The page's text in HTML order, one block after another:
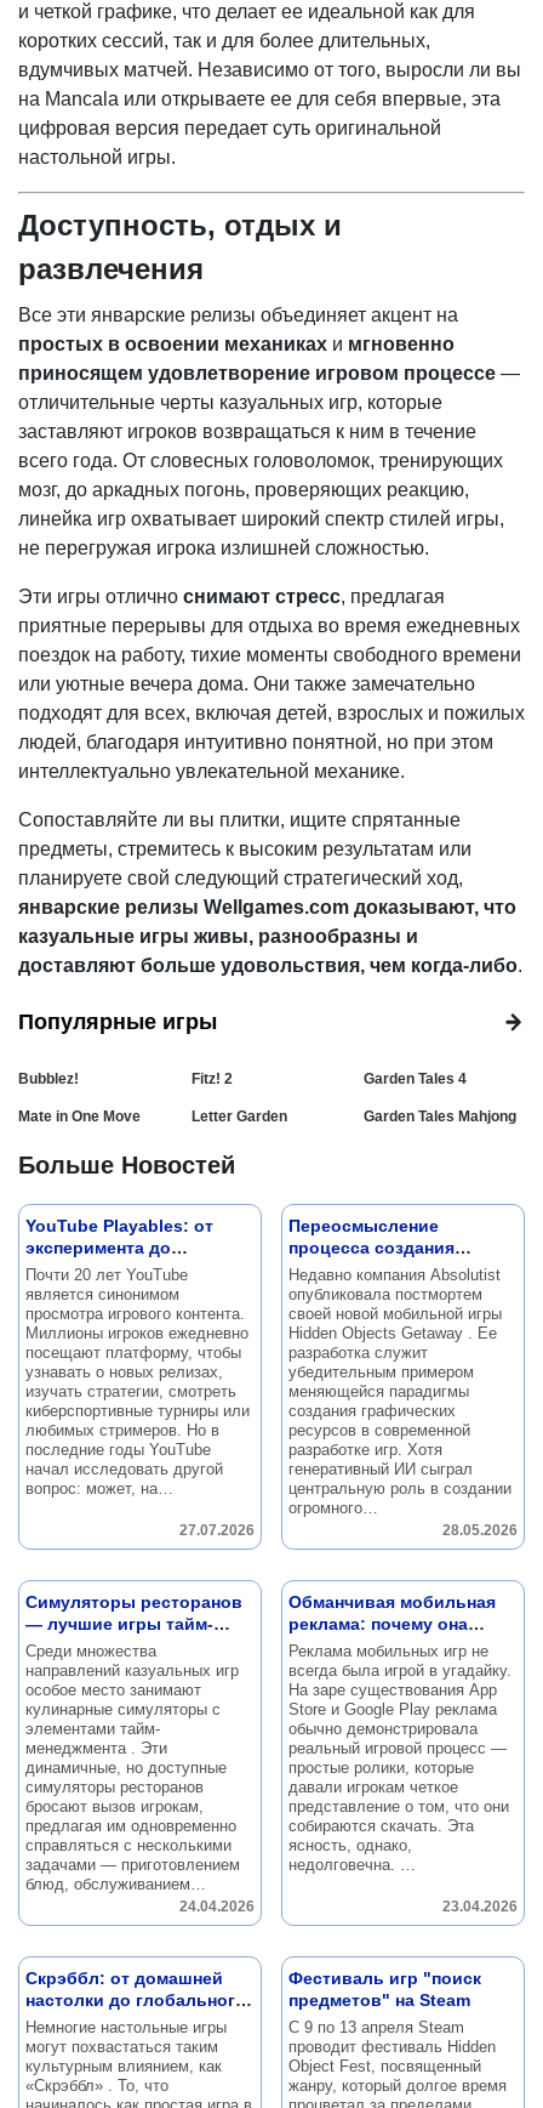
и четкой графике, что делает ее идеальной как для
коротких сессий, так и для более длительных,
вдумчивых матчей. Независимо от того, выросли ли вы
на Mancala или открываете ее для себя впервые, эта
цифровая версия передает суть оригинальной
настольной игры.
Доступность, отдых и
развлечения
Все эти январские релизы объединяет акцент на
простых в освоении механиках и мгновенно
приносящем удовлетворение игровом процессе —
отличительные черты казуальных игр, которые
заставляют игроков возвращаться к ним в течение
всего года. От словесных головоломок, тренирующих
мозг, до аркадных погонь, проверяющих реакцию,
линейка игр охватывает широкий спектр стилей игры,
не перегружая игрока излишней сложностью.
Эти игры отлично снимают стресс, предлагая
приятные перерывы для отдыха во время ежедневных
поездок на работу, тихие моменты свободного времени
или уютные вечера дома. Они также замечательно
подходят для всех, включая детей, взрослых и пожилых
людей, благодаря интуитивно понятной, но при этом
интеллектуально увлекательной механике.
Сопоставляйте ли вы плитки, ищите спрятанные
предметы, стремитесь к высоким результатам или
планируете свой следующий стратегический ход,
январские релизы Wellgames.com доказывают, что
казуальные игры живы, разнообразны и
доставляют больше удовольствия, чем когда-либо.
Популярные игры
Bubblez! Fitz! 2 Garden Tales 4
Mate in One Move Letter Garden Garden Tales Mahjong
Больше Новостей
YouTube Playables: от
эксперимента до
официальной функции
Почти 20 лет YouTube
является синонимом
просмотра игрового контента.
Миллионы игроков ежедневно
посещают платформу, чтобы
узнавать о новых релизах,
изучать стратегии, смотреть
киберспортивные турниры или
любимых стримеров. Но в
последние годы YouTube
начал исследовать другой
вопрос: может, на…
27.07.2026
Переосмысление
процесса создания
графики: постмортем
игры Hidden Objects
Getaway
Недавно компания Absolutist
опубликовала постмортем
своей новой мобильной игры
Hidden Objects Getaway . Ее
разработка служит
убедительным примером
меняющейся парадигмы
создания графических
ресурсов в современной
разработке игр. Хотя
генеративный ИИ сыграл
центральную роль в создании
огромного…
28.05.2026
Симуляторы ресторанов
— лучшие игры тайм-
менеджмент
Среди множества
направлений казуальных игр
особое место занимают
кулинарные симуляторы с
элементами тайм-
менеджмента . Эти
динамичные, но доступные
симуляторы ресторанов
бросают вызов игрокам,
предлагая им одновременно
справляться с несколькими
задачами — приготовлением
блюд, обслуживанием…
24.04.2026
Обманчивая мобильная
реклама: почему она
работает
Реклама мобильных игр не
всегда была игрой в угадайку.
На заре существования App
Store и Google Play реклама
обычно демонстрировала
реальный игровой процесс —
простые ролики, которые
давали игрокам четкое
представление о том, что они
собираются скачать. Эта
ясность, однако,
недолговечна. …
23.04.2026
Скрэббл: от домашней
настолки до глобального
феномена
Немногие настольные игры
могут похвастаться таким
культурным влиянием, как
«Скрэббл» . То, что
Фестиваль игр "поиск
предметов" на Steam
С 9 по 13 апреля Steam
проводит фестиваль Hidden
Object Fest, посвященный
жанру, который долгое время